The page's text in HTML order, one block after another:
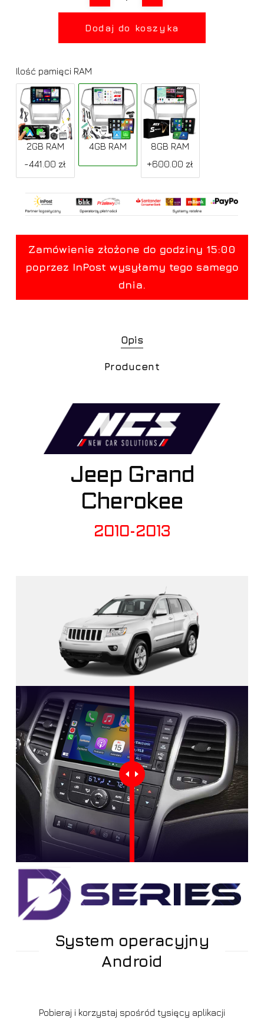
Dodaj do koszyka
Ilość pamięci RAM
2GB RAM
-441.00 zł
4GB RAM
8GB RAM
+600.00 zł
Opis
Producent
Jeep Grand
Cherokee
2010-2013
System operacyjny
Android
Pobieraj i korzystaj spośród tysięcy aplikacji